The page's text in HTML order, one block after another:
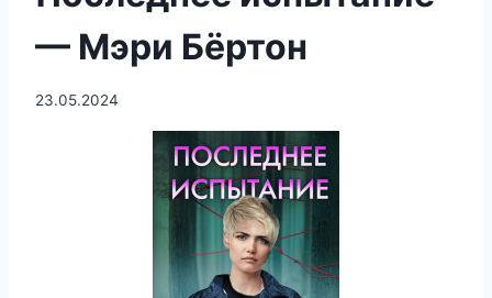
— Мэри Бёртон
23.05.2024